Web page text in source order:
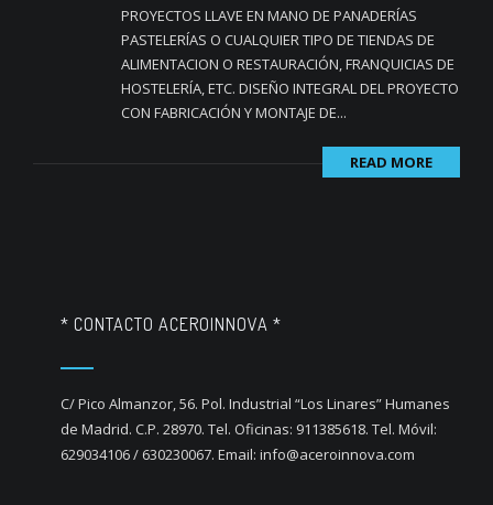
PROYECTOS LLAVE EN MANO DE PANADERÍAS
PASTELERÍAS O CUALQUIER TIPO DE TIENDAS DE
ALIMENTACION O RESTAURACIÓN, FRANQUICIAS DE
HOSTELERÍA, ETC. DISEÑO INTEGRAL DEL PROYECTO
CON FABRICACIÓN Y MONTAJE DE...
READ MORE
* CONTACTO ACEROINNOVA *
C/ Pico Almanzor, 56. Pol. Industrial “Los Linares” Humanes
de Madrid. C.P. 28970. Tel. Oficinas: 911385618. Tel. Móvil:
629034106 / 630230067. Email: info@aceroinnova.com